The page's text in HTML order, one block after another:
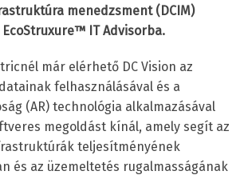
menedzsment (DCIM)
IT Advisorba.
már elérhető DC Vision az
felhasználásával és a
(AR) technológia alkalmazásával
megoldást kínál, amely segít az
teljesítményének
és az üzemeltetés rugalmasságának